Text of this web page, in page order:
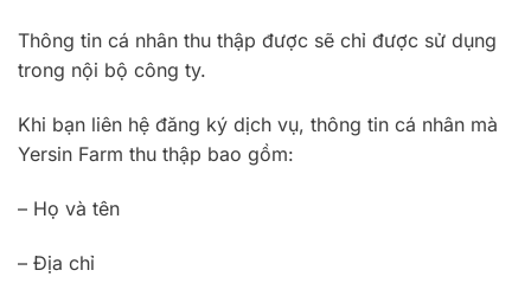
Thông tin cá nhân thu thập được sẽ chỉ được sử dụng
trong nội bộ công ty.
Khi bạn liên hệ đăng ký dịch vụ, thông tin cá nhân mà
Yersin Farm thu thập bao gồm:
– Họ và tên
– Địa chỉ